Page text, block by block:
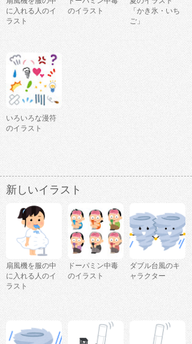
に入れる人のイ
ラスト
のイラスト
「かき氷・いち
ご」
いろいろな漫符
のイラスト
新しいイラスト
扇風機を服の中
に入れる人のイ
ラスト
ドーパミン中毒
のイラスト
ダブル台風のキ
ャラクター